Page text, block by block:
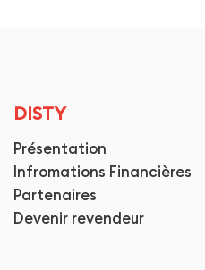
DISTY
Présentation
Infromations Financières
Partenaires
Devenir revendeur